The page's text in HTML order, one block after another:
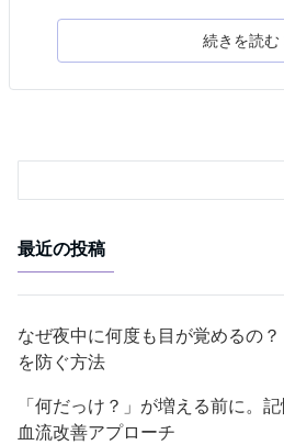
続きを読む
最近の投稿
なぜ夜中に何度も目が覚めるの
を防ぐ方法
「何だっけ？」が増える前に。
血流改善アプローチ